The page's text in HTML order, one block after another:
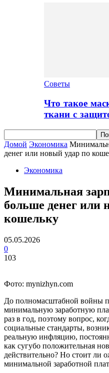
Советы
Что такое
ткани с
Домой Экономика
денег или новый удар по
Экономика
Минимальная
больше денег или
кошельку
05.05.2026
0
103
Фото: mynizhyn.com
До полномасштабной войны
минимальную заработную
раз в год, поэтому вопрос,
социальные стандарты,
реальную инфляцию,
как сугубо положительная
действительно? Но стоит ли
минимальной заработной